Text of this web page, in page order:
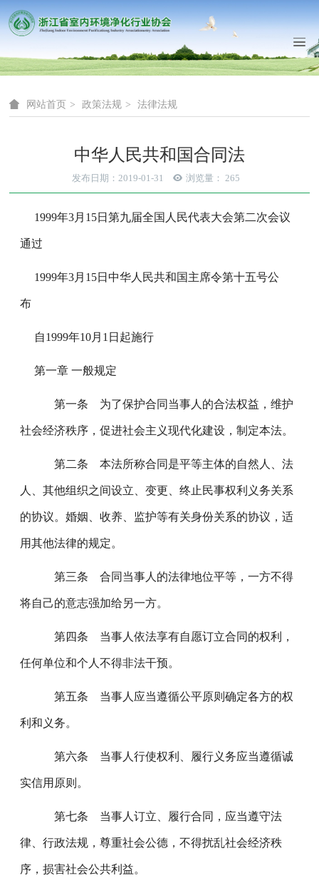
网站首页 政策法规 法律法规
中华人民共和国合同法
发布日期：2019-01-31 浏览量： 265
1999年3月15日第九届全国人民代表大会第二次会议
通过
1999年3月15日中华人民共和国主席令第十五号公
布
自1999年10月1日起施行
第一章 一般规定
第一条 为了保护合同当事人的合法权益，维护
社会经济秩序，促进社会主义现代化建设，制定本法。
第二条 本法所称合同是平等主体的自然人、法
人、其他组织之间设立、变更、终止民事权利义务关系
的协议。婚姻、收养、监护等有关身份关系的协议，适
用其他法律的规定。
第三条 合同当事人的法律地位平等，一方不得
将自己的意志强加给另一方。
第四条 当事人依法享有自愿订立合同的权利，
任何单位和个人不得非法干预。
第五条 当事人应当遵循公平原则确定各方的权
利和义务。
第六条 当事人行使权利、履行义务应当遵循诚
实信用原则。
第七条 当事人订立、履行合同，应当遵守法
律、行政法规，尊重社会公德，不得扰乱社会经济秩
序，损害社会公共利益。